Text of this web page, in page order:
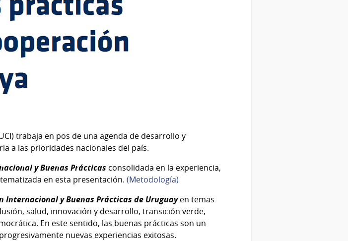
trabaja en pos de una agenda de desarrollo y
a las prioridades nacionales del país.
y Buenas Prácticas consolidada en la experiencia,
en esta presentación. (Metodología)
Internacional y Buenas Prácticas de Uruguayen temas
salud, innovación y desarrollo, transición verde,
En este sentido, las buenas prácticas son un
nuevas experiencias exitosas.